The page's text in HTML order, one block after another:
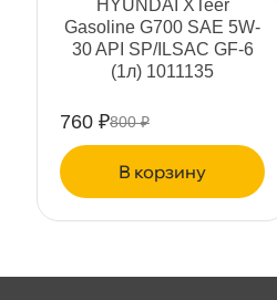
HYUNDAI XTeer
Gasoline G700 SAE 5W-
30 API SP/ILSAC GF-6
(1л) 1011135
760 ₽800 ₽
корзину